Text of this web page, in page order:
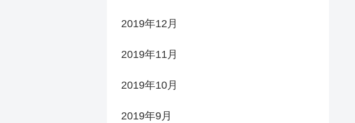
2019年12月
2019年11月
2019年10月
2019年9月